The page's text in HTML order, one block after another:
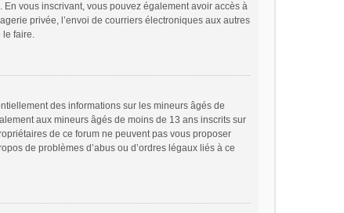
vous inscrivant, vous pouvez également avoir accès à
privée, l’envoi de courriers électroniques aux autres
le faire.
des informations sur les mineurs âgés de
aux mineurs âgés de moins de 13 ans inscrits sur
de ce forum ne peuvent pas vous proposer
de problèmes d’abus ou d’ordres légaux liés à ce